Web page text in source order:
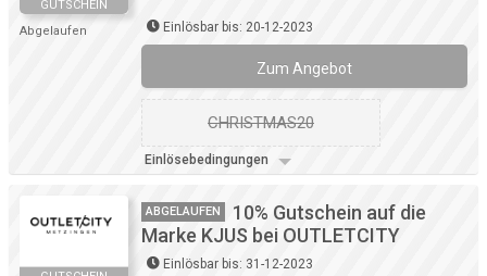
GUTSCHEIN
Abgelaufen
Einlösbar bis: 20-12-2023
Zum Angebot
CHRISTMAS20
Einlösebedingungen
ABGELAUFEN
10% Gutschein auf die
Marke KJUS bei OUTLETCITY
Einlösbar bis: 31-12-2023